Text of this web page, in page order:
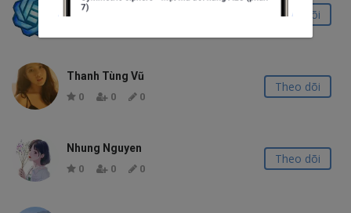
Hưng Trương Quốc
Theo dõi
Thanh Tùng Vũ
0 0 0
Theo dõi
Nhung Nguyen
0 0 0
Theo dõi